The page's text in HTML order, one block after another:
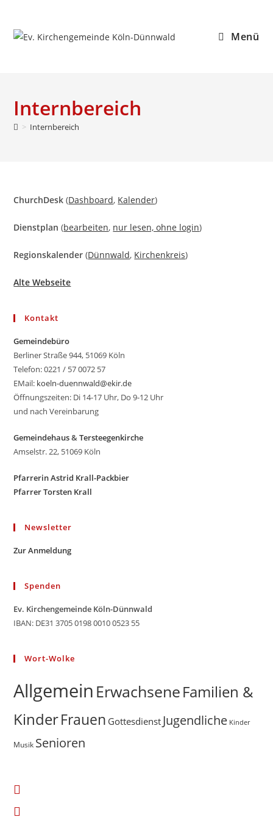
springen
Menü
Internbereich
> Internbereich
ChurchDesk (Dashboard, Kalender)
Dienstplan (bearbeiten, nur lesen, ohne login)
Regionskalender (Dünnwald, Kirchenkreis)
Alte Webseite
Kontakt
Gemeindebüro
Berliner Straße 944, 51069 Köln
Telefon: 0221 / 57 0072 57
EMail: koeln-duennwald@ekir.de
Öffnungszeiten: Di 14-17 Uhr, Do 9-12 Uhr
und nach Vereinbarung
Gemeindehaus&Tersteegenkirche
Amselstr. 22, 51069 Köln
Pfarrerin Astrid Krall-Packbier
Pfarrer Torsten Krall
Newsletter
Zur Anmeldung
Spenden
Ev. Kirchengemeinde Köln-Dünnwald
IBAN: DE31 3705 0198 0010 0523 55
Wort-Wolke
Allgemein ErwachseneFamilien &
KinderFrauen Gottesdienst Jugendliche Kinder
Musik Senioren